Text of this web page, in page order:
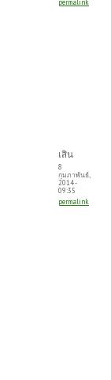
permalink
เสิน
8
กุมภาพันธ์,
2014 -
09:35
permalink